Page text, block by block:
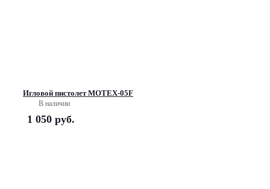
Игловой пистолет MOTEX-05F
В наличии
1 050 руб.